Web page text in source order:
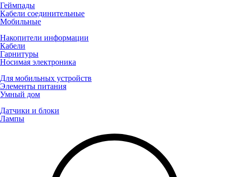
Геймпады
Кабели соединительные
Мобильные
Накопители информации
Кабели
Гарнитуры
Носимая электроника
Для мобильных устройств
Элементы питания
Умный дом
Датчики и блоки
Лампы